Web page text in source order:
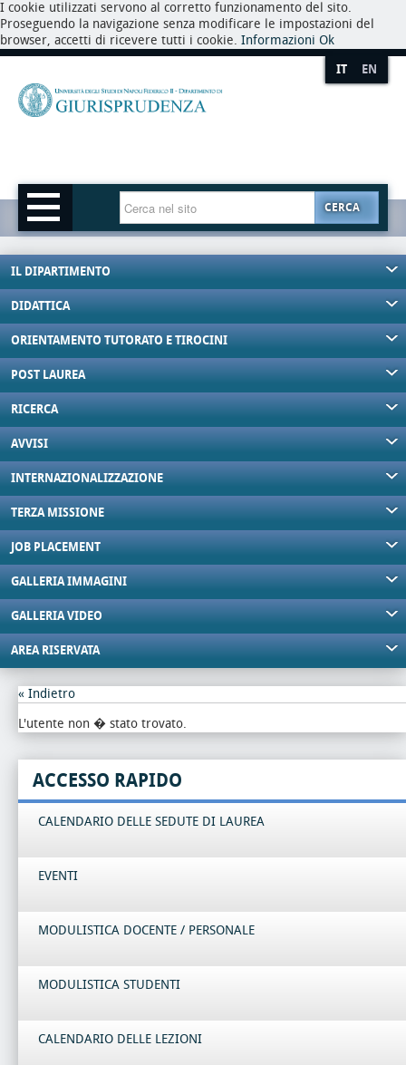
I cookie utilizzati servono al corretto funzionamento del sito.
Proseguendo la navigazione senza modificare le impostazioni del
browser, accetti di ricevere tutti i cookie. Informazioni Ok
IT EN
CERCA
IL DIPARTIMENTO
DIDATTICA
ORIENTAMENTO TUTORATO E TIROCINI
POST LAUREA
RICERCA
AVVISI
INTERNAZIONALIZZAZIONE
TERZA MISSIONE
JOB PLACEMENT
GALLERIA IMMAGINI
GALLERIA VIDEO
AREA RISERVATA
« Indietro
L'utente non � stato trovato.
ACCESSO RAPIDO
CALENDARIO DELLE SEDUTE DI LAUREA
EVENTI
MODULISTICA DOCENTE / PERSONALE
MODULISTICA STUDENTI
CALENDARIO DELLE LEZIONI